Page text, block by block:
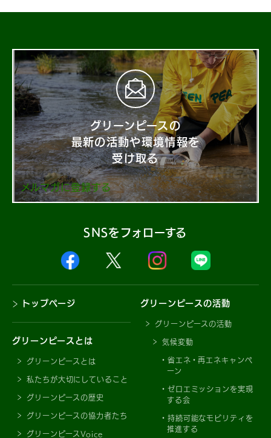
グリーンピースの
最新の活動や環境情報を
受け取る
メルマガに登録する
SNSをフォローする
トップページ
グリーンピースとは
グリーンピースとは
私たちが大切にしていること
グリーンピースの歴史
グリーンピースの協力者たち
グリーンピースVoice
グリーンピースの活動
グリーンピースの活動
気候変動
省エネ・再エネキャンペ
ーン
ゼロエミッションを実現
する会
持続可能なモビリティを
推進する